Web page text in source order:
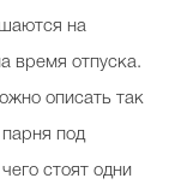
на
время отпуска.
описать так
под
стоят одни